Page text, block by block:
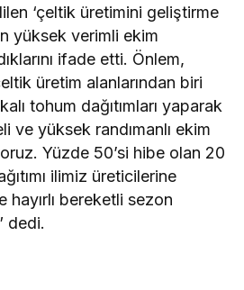
‘çeltik üretimini geliştirme
yüksek verimli ekim
ifade etti. Önlem,
üretim alanlarından biri
tohum dağıtımları yaparak
ve yüksek randımanlı ekim
Yüzde 50’si hibe olan 20
ilimiz üreticilerine
hayırlı bereketli sezon
dedi.